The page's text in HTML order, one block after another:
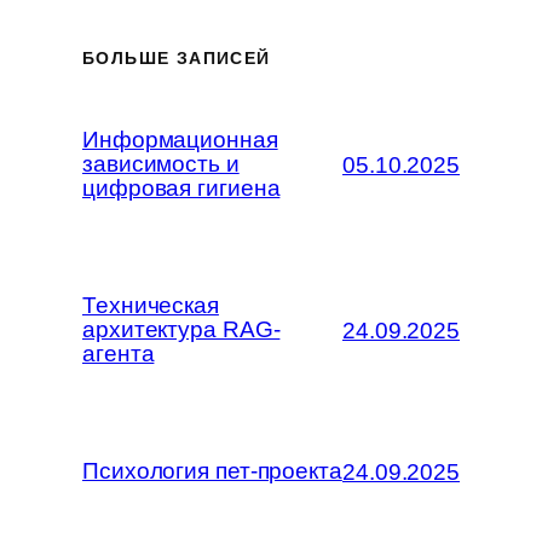
БОЛЬШЕ ЗАПИСЕЙ
Информационная
зависимость и
цифровая гигиена
05.10.2025
Техническая
архитектура RAG-
агента
24.09.2025
Психология пет-проекта24.09.2025